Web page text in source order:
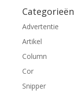
Categorieën
Advertentie
Artikel
Column
Cor
Snipper